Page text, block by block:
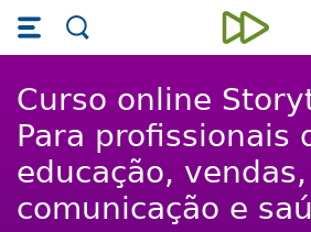
Skip main navigation
Skip to main content
Curso online
Para profissionais
educação, vendas,
comunicação e